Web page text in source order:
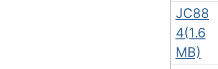
JC88
4(1.6
MB)